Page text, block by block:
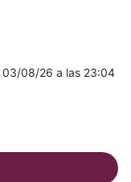
03/08/26 a las 23:04